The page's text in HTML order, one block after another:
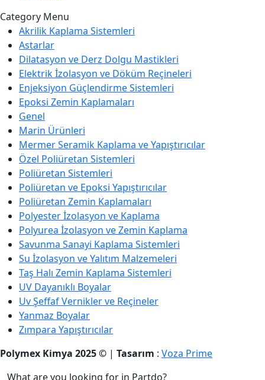
Category Menu
Akrilik Kaplama Sistemleri
Astarlar
Dilatasyon ve Derz Dolgu Mastikleri
Elektrik İzolasyon ve Döküm Reçineleri
Enjeksiyon Güçlendirme Sistemleri
Epoksi Zemin Kaplamaları
Genel
Marin Ürünleri
Mermer Seramik Kaplama ve Yapıştırıcılar
Özel Poliüretan Sistemleri
Poliüretan Sistemleri
Poliüretan ve Epoksi Yapıştırıcılar
Poliüretan Zemin Kaplamaları
Polyester İzolasyon ve Kaplama
Polyurea İzolasyon ve Zemin Kaplama
Savunma Sanayi Kaplama Sistemleri
Su İzolasyon ve Yalıtım Malzemeleri
Taş Halı Zemin Kaplama Sistemleri
UV Dayanıklı Boyalar
Uv Şeffaf Vernikler ve Reçineler
Yanmaz Boyalar
Zımpara Yapıştırıcılar
Polymex Kimya 2025 © | Tasarım : Voza Prime
What are you looking for in Partdo?